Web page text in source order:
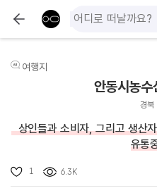
여행지
안동시농수
경북
상인들과 소비자, 그리고 생산
유통
1 6.3K